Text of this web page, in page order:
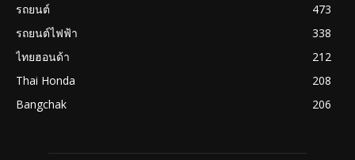
รถยนต์
473
รถยนต์ไฟฟ้า
338
ไทยฮอนด้า
212
Thai Honda
208
Bangchak
206